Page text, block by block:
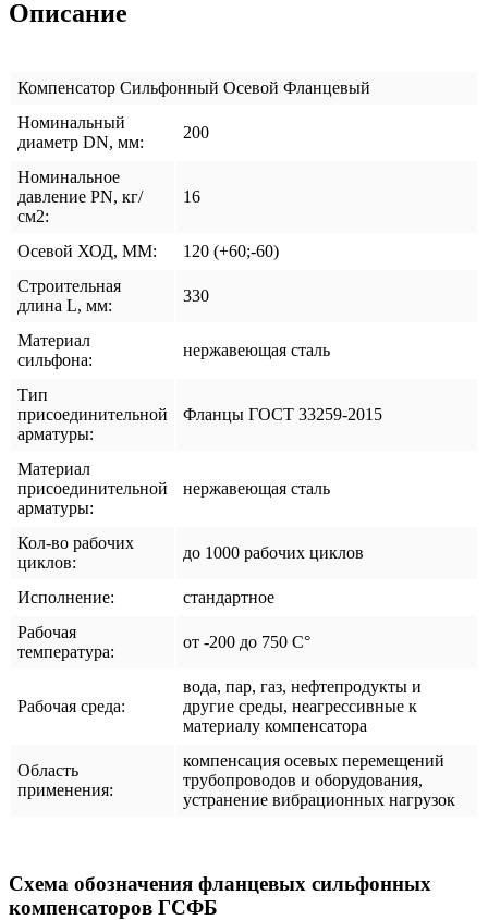
Описание
Компенсатор Сильфонный Осевой Фланцевый
Номинальный
диаметр DN, мм:
200
Номинальное
давление PN, кг/
см2:
16
Осевой ХОД, ММ:
120 (+60;-60)
Строительная
длина L, мм:
330
Материал
сильфона:
нержавеющая сталь
Тип
присоединительной
арматуры:
Фланцы ГОСТ 33259-2015
Материал
присоединительной
арматуры:
нержавеющая сталь
Кол-во рабочих
циклов:
до 1000 рабочих циклов
Исполнение:
стандартное
Рабочая
температура:
от -200 до 750 С°
Рабочая среда:
вода, пар, газ, нефтепродукты и
другие среды, неагрессивные к
материалу компенсатора
Область
применения:
компенсация осевых перемещений
трубопроводов и оборудования,
устранение вибрационных нагрузок
Схема обозначения фланцевых сильфонных
компенсаторов ГСФБ